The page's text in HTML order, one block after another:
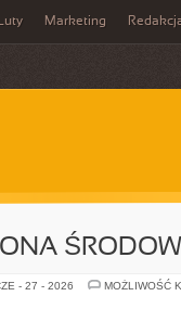
Luty Marketing
- 27 - 2026
MOŻLIWOŚĆ